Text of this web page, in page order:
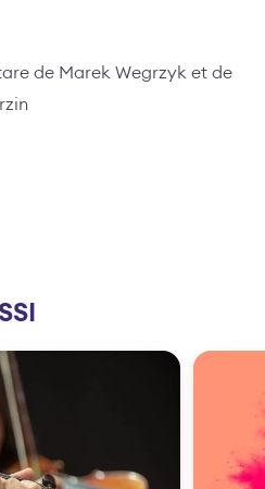
de Marek Wegrzyk et de